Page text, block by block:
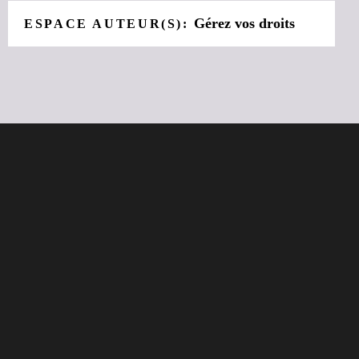
ESPACE AUTEUR(S): Gérez vos droits